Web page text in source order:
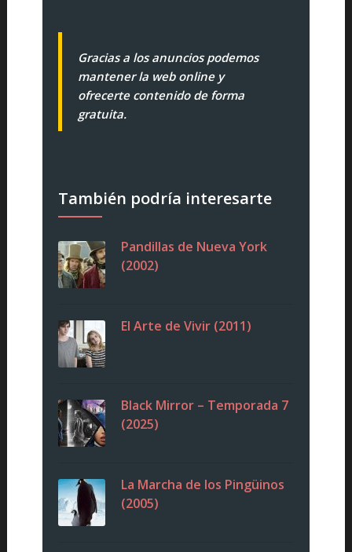
Gracias a los anuncios podemos
mantener la web online y
ofrecerte contenido de forma
gratuita.
También podría interesarte
Pandillas de Nueva York
(2002)
El Arte de Vivir (2011)
Black Mirror – Temporada 7
(2025)
La Marcha de los Pingüinos
(2005)